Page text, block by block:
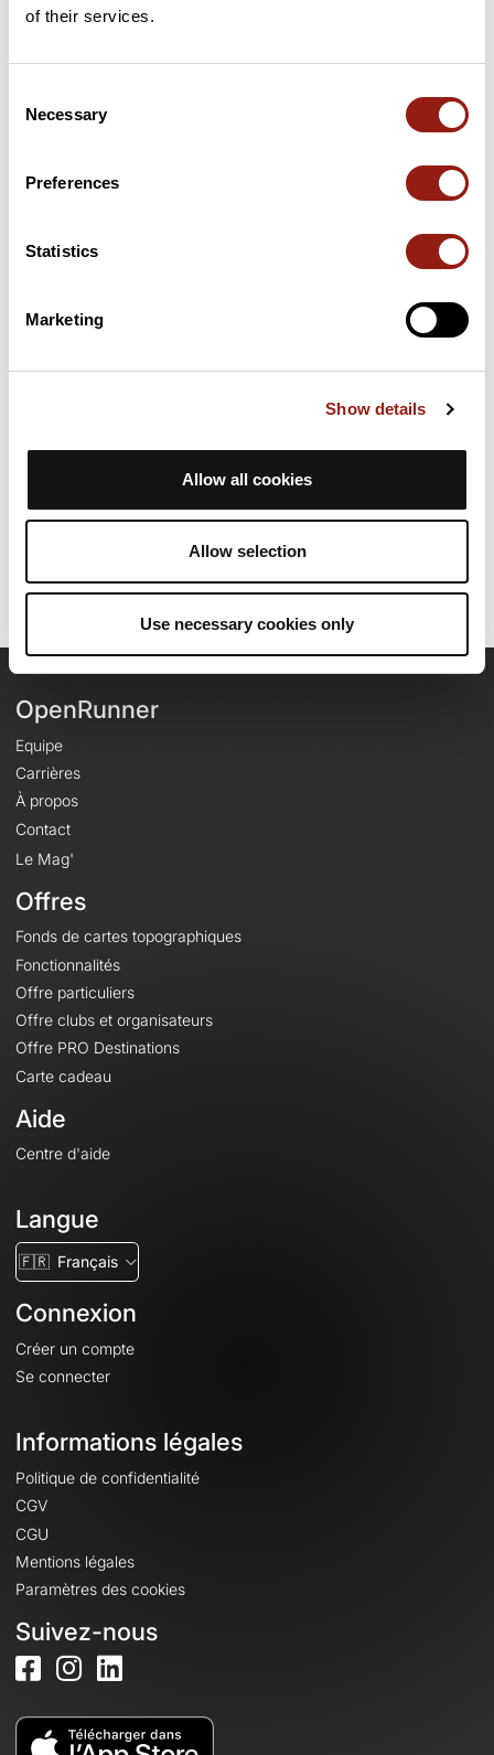
of their services.
Selection
Necessary
Preferences
Statistics
Marketing
Show details
Allow all cookies
Allow selection
Use necessary cookies only
Cols le long du parcours
43 km
Résumé
Découvrez ce parcours de vélo de 85,1 km à proximité de
uniquement des routes. Il présente une ascension cumulée de
plus de 1020m. Prévoyez environ 4 heures et 1 minute pour
Date de création du parcours: 18 octobre 2024 à 09:18:38.
Dernière modification de la fiche parcours: 9 novembre 2024 à 16:32:58.
OpenRunner
Equipe
Carrières
À propos
Contact
Le Mag'
Offres
Fonds de cartes topographiques
Fonctionnalités
Offre particuliers
Offre clubs et organisateurs
Offre PRO Destinations
Carte cadeau
Aide
Centre d'aide
Langue
🇫🇷 Français
Connexion
Créer un compte
Se connecter
Informations légales
Politique de confidentialité
CGV
CGU
Mentions légales
Paramètres des cookies
Suivez-nous